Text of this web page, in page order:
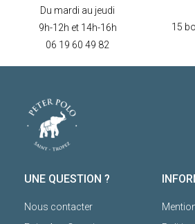
Du mardi au jeudi
9h-12h et 14h-16h
06 19 60 49 82
15
UNE QUESTION ?
Nous contacter